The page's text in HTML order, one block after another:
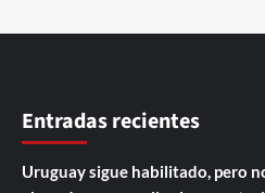
Entradas recientes
Uruguay sigue habilitado, pero